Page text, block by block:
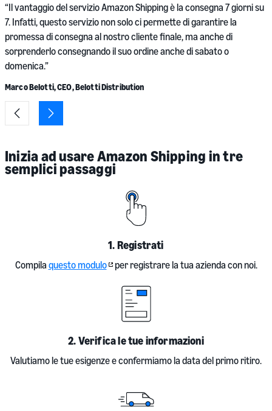
“Il vantaggio del servizio Amazon Shipping è la consegna 7 giorni su
7. Infatti, questo servizio non solo ci permette di garantire la
promessa di consegna al nostro cliente finale, ma anche di
sorprenderlo consegnando il suo ordine anche di sabato o
domenica.”
Marco Belotti, CEO, Belotti Distribution
Inizia ad usare Amazon Shipping in tre
semplici passaggi
1.Registrati
Compila questo modulo per registrare la tua azienda con noi.
2. Verifica le tue informazioni
Valutiamo le tue esigenze e confermiamo la data del primo ritiro.